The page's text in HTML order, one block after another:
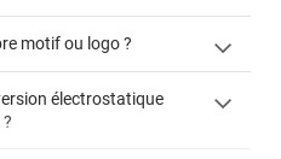
cet article
cet
enlever et stocker
motif ou logo ?
électrostatique